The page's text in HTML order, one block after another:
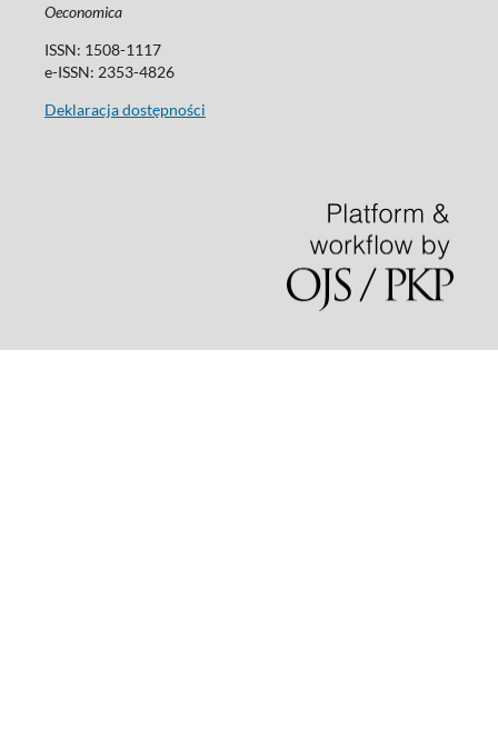
Oeconomica
ISSN: 1508-1117
e-ISSN: 2353-4826
Deklaracja dostępności